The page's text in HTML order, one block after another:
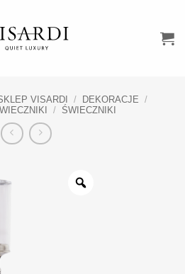
VISARDI / DEKORACJE /
/ ŚWIECZNIKI